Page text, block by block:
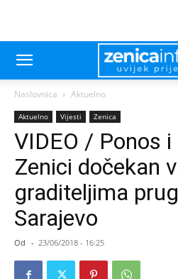
Naslovnica Aktuelno
Aktuelno Vijesti Zenica
VIDEO / Ponos i
Zenici dočekan
graditeljima
Sarajevo
Od - 23/06/2018 - 16:25